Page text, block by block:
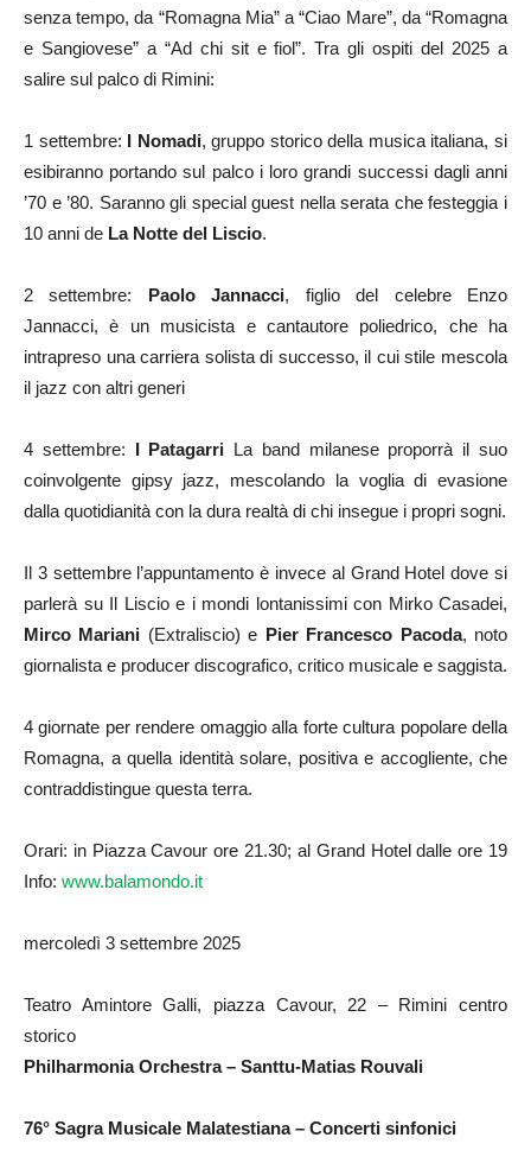
senza tempo, da “Romagna Mia” a “Ciao Mare”, da “Romagna
e Sangiovese” a “Ad chi sit e fiol”. Tra gli ospiti del 2025 a
salire sul palco di Rimini:
1 settembre: I Nomadi, gruppo storico della musica italiana, si
esibiranno portando sul palco i loro grandi successi dagli anni
’70 e ’80. Saranno gli special guest nella serata che festeggia i
10 anni de La Notte del Liscio.
2 settembre: Paolo Jannacci, figlio del celebre Enzo
Jannacci, è un musicista e cantautore poliedrico, che ha
intrapreso una carriera solista di successo, il cui stile mescola
il jazz con altri generi
4 settembre: I Patagarri La band milanese proporrà il suo
coinvolgente gipsy jazz, mescolando la voglia di evasione
dalla quotidianità con la dura realtà di chi insegue i propri sogni.
Il 3 settembre l’appuntamento è invece al Grand Hotel dove si
parlerà su Il Liscio e i mondi lontanissimi con Mirko Casadei,
Mirco Mariani (Extraliscio) e Pier Francesco Pacoda, noto
giornalista e producer discografico, critico musicale e saggista.
4 giornate per rendere omaggio alla forte cultura popolare della
Romagna, a quella identità solare, positiva e accogliente, che
contraddistingue questa terra.
Orari: in Piazza Cavour ore 21.30; al Grand Hotel dalle ore 19
Info: www.balamondo.it
mercoledì 3 settembre 2025
Teatro Amintore Galli, piazza Cavour, 22 – Rimini centro
storico
Philharmonia Orchestra – Santtu-Matias Rouvali
76° Sagra Musicale Malatestiana – Concerti sinfonici